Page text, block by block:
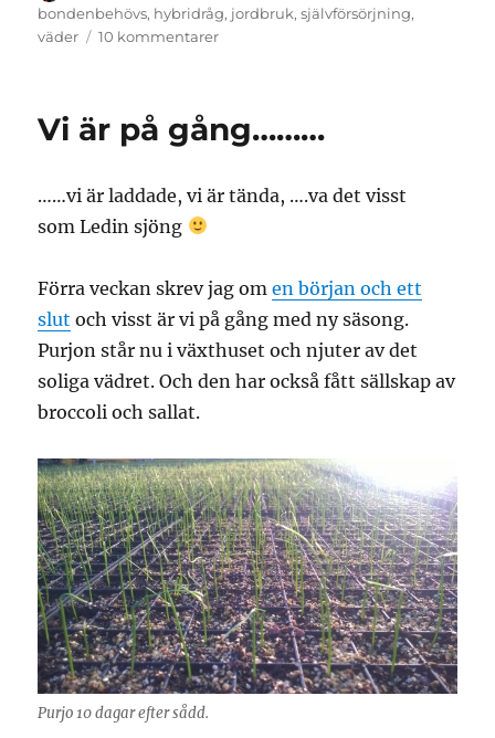
den
bondenbehövs, hybridråg, jordbruk,självförsörjning,
väder
10 kommentarertill
Vi är på gång………
……vi är laddade, vi är tända, ….va det visst
som Ledin sjöng
Förra veckan skrev jag omen början och ett
slut och visst är vi på gång med ny säsong.
Purjon står nu i växthuset och njuter av det
soliga vädret. Och den har också fått sällskap av
broccoli och sallat.
Purjo 10 dagar efter sådd.